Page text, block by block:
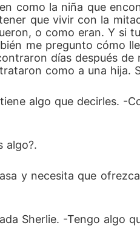
como la niña que
que vivir con la
o como eran. Y si
me pregunto cómo
días después
como a una hija.
algo que decirles. -
algo?.
y necesita que
Sherlie. -Tengo algo